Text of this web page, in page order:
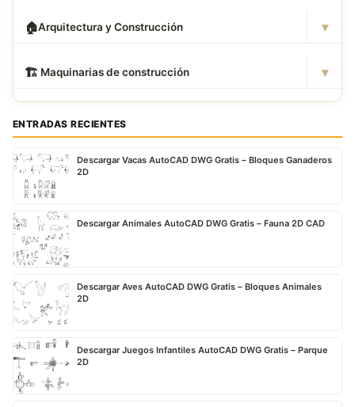
🏠Arquitectura y Construcción ▾
🏗 ️ Maquinarias de construcción ▾
ENTRADAS RECIENTES
Descargar Vacas AutoCAD DWG Gratis – Bloques Ganaderos
2D
Descargar Animales AutoCAD DWG Gratis – Fauna 2D CAD
Descargar Aves AutoCAD DWG Gratis – Bloques Animales
2D
Descargar Juegos Infantiles AutoCAD DWG Gratis – Parque
2D